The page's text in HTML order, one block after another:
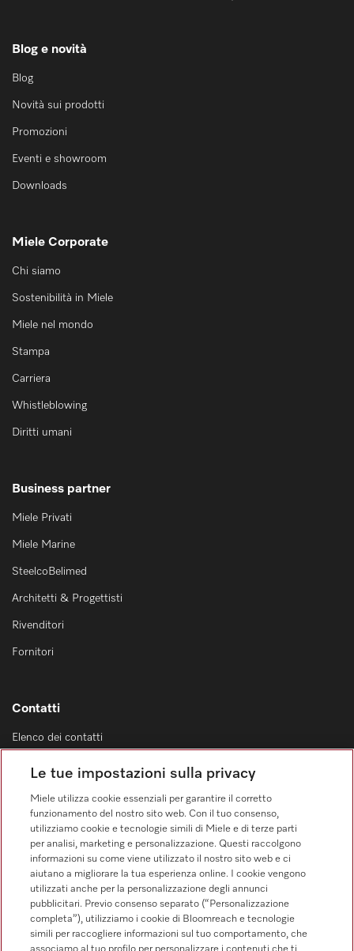
Blog e novità
Blog
Novità sui prodotti
Promozioni
Eventi e showroom
Downloads
Miele Corporate
Chi siamo
Sostenibilità in Miele
Miele nel mondo
Stampa
Carriera
Whistleblowing
Diritti umani
Business partner
Miele Privati
Miele Marine
SteelcoBelimed
Architetti & Progettisti
Rivenditori
Fornitori
Contatti
Elenco dei contatti
0471 666 319
0471 666 319
Segui Miele Professional
Le tue impostazioni sulla privacy
Miele utilizza cookie essenziali per garantire il corretto
funzionamento del nostro sito web. Con il tuo consenso,
utilizziamo cookie e tecnologie simili di Miele e di terze parti
per analisi, marketing e personalizzazione. Questi raccolgono
informazioni su come viene utilizzato il nostro sito web e ci
aiutano a migliorare la tua esperienza online. I cookie vengono
utilizzati anche per la personalizzazione degli annunci
pubblicitari. Previo consenso separato (“Personalizzazione
completa”), utilizziamo i cookie di Bloomreach e tecnologie
simili per raccogliere informazioni sul tuo comportamento, che